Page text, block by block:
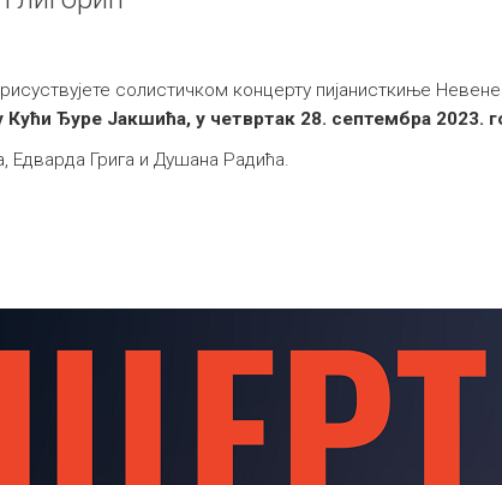
солистичком концерту пијанисткиње Невене
Кући Ђуре Јакшића, у четвртак 28. септембра 2023.
Едварда Грига и Душана Радића.